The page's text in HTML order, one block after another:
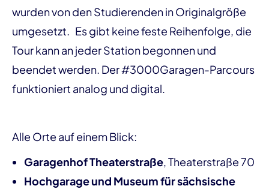
wurden von den Studierenden in Originalgröße
umgesetzt. Es gibt keine feste Reihenfolge, die
Tour kann an jeder Station begonnen und
beendet werden. Der #3000Garagen-Parcours
funktioniert analog und digital.
Alle Orte auf einem Blick:
Garagenhof Theaterstraße , Theaterstraße 70
Hochgarage und Museum für sächsische